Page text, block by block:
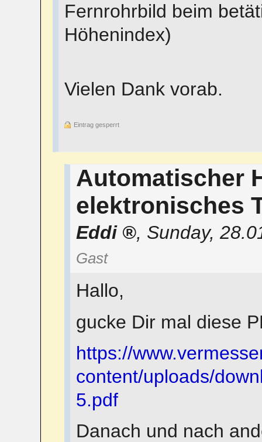
Fernrohrbild beim
Höhenindex)
Vielen Dank vorab.
Eintrag gesperrt
Automatischer
elektronisches
Eddi , Sunday,
Gast
Hallo,
gucke Dir mal diese
https://
content/uploads/
5.pdf
Danach und nach